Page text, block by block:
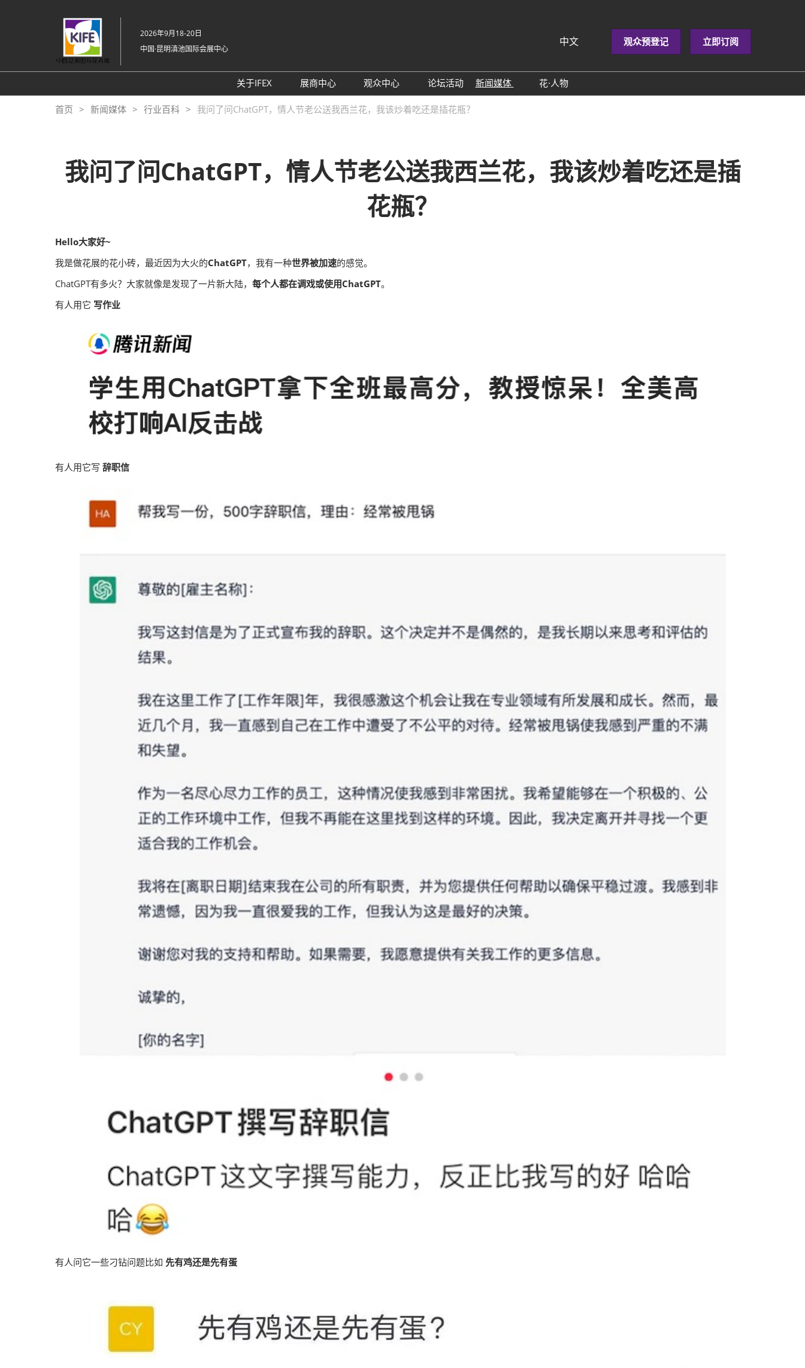
接
至
容
2026年9月18-20日
中国·昆明滇池国际会展中心
中文
English
观众预登记 立即订阅
关于IFEX
常见问题
展商中心
展后报告
展商名录
观众中心
数字工具
论坛活动
新闻媒体
行业百科
花·人物
首页 新闻媒体 行业百科 我问了问ChatGPT，情人节老公送我西兰花，我该炒着吃还是插花瓶？
我问了问ChatGPT，情人节老公送我西兰花，我该炒着吃还是插
花瓶？
Hello大家好~
我是做花展的花小砖，最近因为大火的ChatGPT，我有一种世界被加速的感觉。
ChatGPT有多火？大家就像是发现了一片新大陆， 每个人都在调戏或使用ChatGPT。
有人用它 写作业
有人用它写 辞职信
有人问它一些刁钻问题比如 先有鸡还是先有蛋